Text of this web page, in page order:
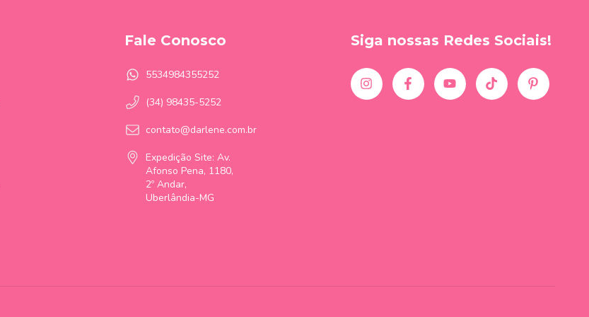
Fale Conosco
5534984355252
(34) 98435-5252
contato@darlene.com.br
Expedição Site: Av.
Afonso Pena, 1180,
2º Andar,
Uberlândia-MG
Siga nossas Redes Sociais!